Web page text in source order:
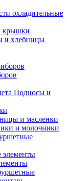
охладительные
крышки
и хлебницы
Подносы и
и масленки
и молочники